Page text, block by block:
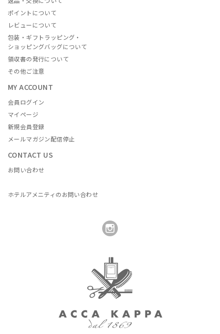
ポイントについて
レビューについて
包装・ギフトラッピング・
ショッピングバッグについて
領収書の発行について
その他ご注意
MY ACCOUNT
会員ログイン
マイページ
新規会員登録
メールマガジン配信停止
CONTACT US
お問い合わせ
ホテルアメニティのお問い合わせ